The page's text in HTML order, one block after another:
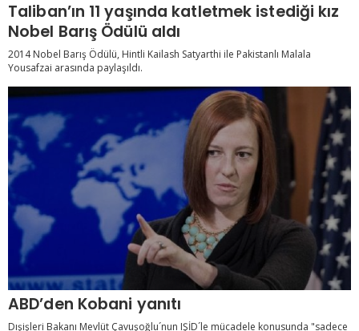
Taliban’ın 11 yaşında katletmek istediği kız
Nobel Barış Ödülü aldı
2014 Nobel Barış Ödülü, Hintli Kailash Satyarthi ile Pakistanlı Malala
Yousafzai arasında paylaşıldı.
ABD’den Kobani yanıtı
Dışişleri Bakanı Mevlüt Çavuşoğlu´nun IŞİD´le mücadele konusunda "sadece